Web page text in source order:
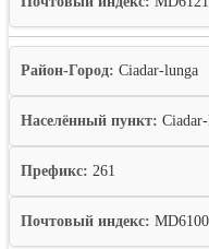
Район-Город: Ciadar-lunga
Населённый пункт:
Префикс: 261
Почтовый индекс: MD6100